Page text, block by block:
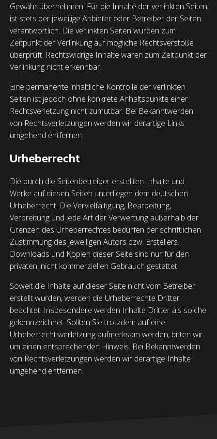
Gewähr übernehmen. Für die Inhalte der verlinkten Seiten
ist stets der jeweilige Anbieter oder Betreiber der Seiten
verantwortlich. Die verlinkten Seiten wurden zum
Zeitpunkt der Verlinkung auf mögliche Rechtsverstöße
überprüft. Rechtswidrige Inhalte waren zum Zeitpunkt der
Verlinkung nicht erkennbar.
Eine permanente inhaltliche Kontrolle der verlinkten
Seiten ist jedoch ohne konkrete Anhaltspunkte einer
Rechtsverletzung nicht zumutbar. Bei Bekanntwerden
von Rechtsverletzungen werden wir derartige Links
umgehend entfernen.
Urheberrecht
Die durch die Seitenbetreiber erstellten Inhalte und
Werke auf diesen Seiten unterliegen dem deutschen
Urheberrecht. Die Vervielfältigung, Bearbeitung,
Verbreitung und jede Art der Verwertung außerhalb der
Grenzen des Urheberrechtes bedürfen der schriftlichen
Zustimmung des jeweiligen Autors bzw. Erstellers.
Downloads und Kopien dieser Seite sind nur für den
privaten, nicht kommerziellen Gebrauch gestattet.
Soweit die Inhalte auf dieser Seite nicht vom Betreiber
erstellt wurden, werden die Urheberrechte Dritter
beachtet. Insbesondere werden Inhalte Dritter als solche
gekennzeichnet. Sollten Sie trotzdem auf eine
Urheberrechtsverletzung aufmerksam werden, bitten wir
um einen entsprechenden Hinweis. Bei Bekanntwerden
von Rechtsverletzungen werden wir derartige Inhalte
umgehend entfernen.